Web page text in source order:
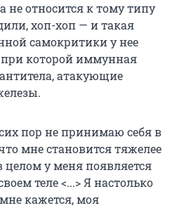
не относится к тому типу
хоп-хоп — и такая
самокритики у нее
при которой иммунная
атакующие
пор не принимаю себя в
мне становится тяжелее
целом у меня появляется
теле <...> Я настолько
кажется, моя